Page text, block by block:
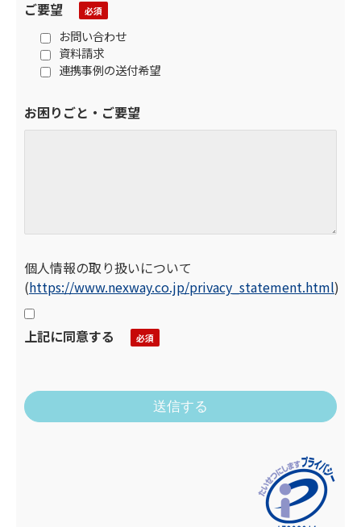
ご要望
お問い合わせ
資料請求
連携事例の送付希望
お困りごと・ご要望
個人情報の取り扱いについて
(https://www.nexway.co.jp/privacy_statement.html)
上記に同意する